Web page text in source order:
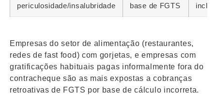
periculosidade/insalubridade
base de FGTS
Empresas do setor de alimentação (restaurantes,
redes de fast food) com gorjetas, e empresas com
gratificações habituais pagas informalmente fora do
contracheque são as mais expostas a cobranças
retroativas de FGTS por base de cálculo incorreta.